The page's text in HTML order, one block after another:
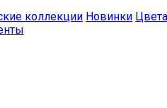
коллекции Новинки Цвета